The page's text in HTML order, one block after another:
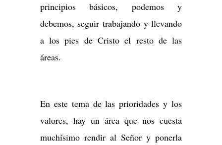
principios básicos, podemos y
debemos, seguir trabajando y llevando
a los pies de Cristo el resto de las
áreas.
En este tema de las prioridades y los
valores, hay un área que nos cuesta
muchísimo rendir al Señor y ponerla